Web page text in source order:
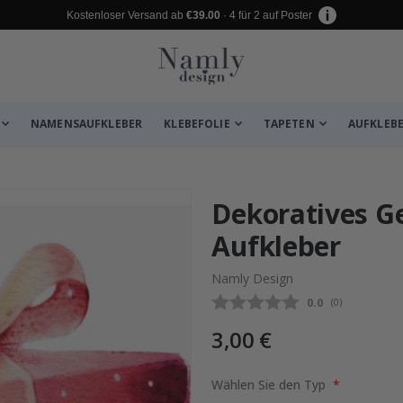
Kostenloser Versand ab €39.00 · 4 für 2 auf Poster
NAMENSAUFKLEBER KLEBEFOLIE TAPETEN
✔️ Kostenloser Versand
Poster
Dekoratives
Aufkleber
Namly Design
0.0 (abgegebene
0)
3,00 €
Wählen Sie den Typ